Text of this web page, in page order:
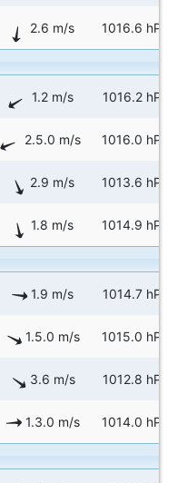
2.6 m/s 1016.6 hPa
1.2 m/s 1016.2 hPa
2.5.0 m/s 1016.0 hPa
2.9 m/s 1013.6 hPa
1.8 m/s 1014.9 hPa
1.9 m/s 1014.7 hPa
1.5.0 m/s 1015.0 hPa
3.6 m/s 1012.8 hPa
1.3.0 m/s 1014.0 hPa